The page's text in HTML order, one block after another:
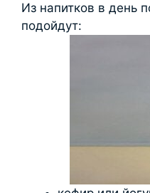
Из напитков в день
подойдут: